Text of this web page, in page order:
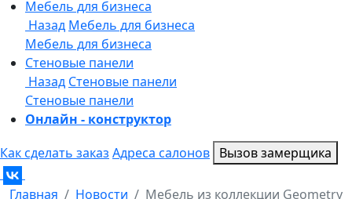
Онлайн - конструктор
Как сделать заказ Адреса салонов Вызов замерщика
Главная Новости Мебель из коллекции Geometry